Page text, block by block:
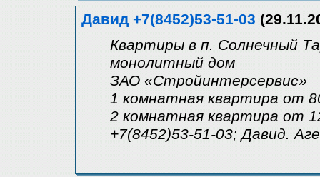
Давид +7(8452)53-51-03
Квартиры в п. Солнечный
монолитный дом
ЗАО «Стройинтерсервис»
1 комнатная квартира от
2 комнатная квартира от
+7(8452)53-51-03; Давид.